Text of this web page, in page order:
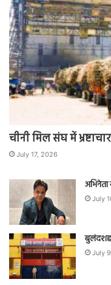
चीनी मिल संघ में
July 17, 2026
July
July